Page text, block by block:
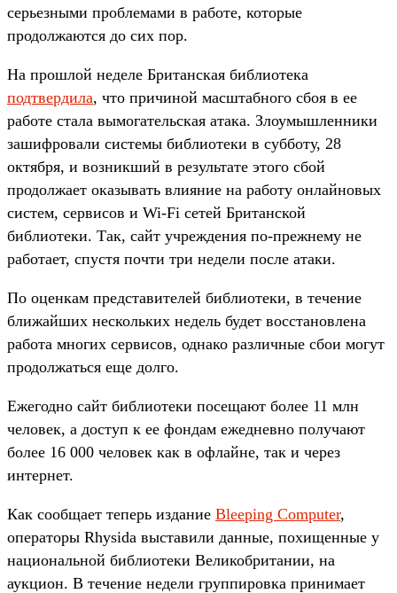
серьезными проблемами в работе, которые
продолжаются до сих пор.
На прошлой неделе Британская библиотека
подтвердила, что причиной масштабного сбоя в ее
работе стала вымогательская атака. Злоумышленники
зашифровали системы библиотеки в субботу, 28
октября, и возникший в результате этого сбой
продолжает оказывать влияние на работу онлайновых
систем, сервисов и Wi-Fi сетей Британской
библиотеки. Так, сайт учреждения по-прежнему не
работает, спустя почти три недели после атаки.
По оценкам представителей библиотеки, в течение
ближайших нескольких недель будет восстановлена
работа многих сервисов, однако различные сбои могут
продолжаться еще долго.
Ежегодно сайт библиотеки посещают более 11 млн
человек, а доступ к ее фондам ежедневно получают
более 16 000 человек как в офлайне, так и через
интернет.
Как сообщает теперь издание Bleeping Computer,
операторы Rhysida выставили данные, похищенные у
национальной библиотеки Великобритании, на
аукцион. В течение недели группировка принимает